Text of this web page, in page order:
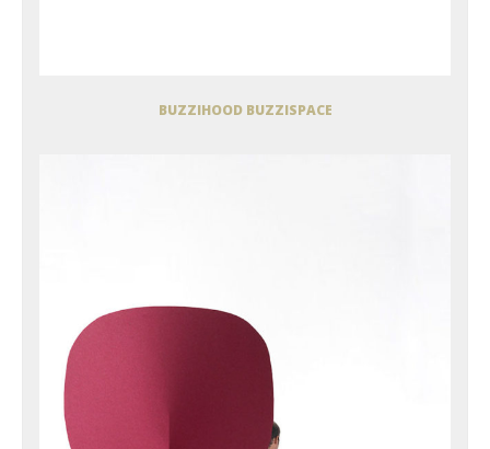
BUZZIHOOD BUZZISPACE